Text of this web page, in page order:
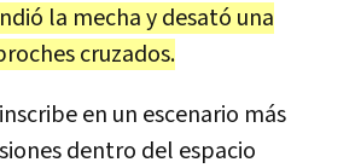
la mecha y desató una
cruzados.
en un escenario más
dentro del espacio